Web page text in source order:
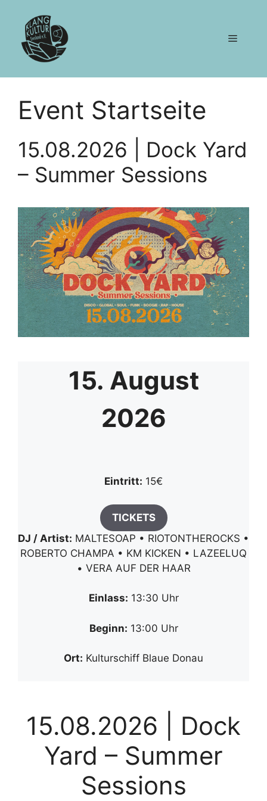
springen
Menü
Event Startseite
15.08.2026 | Dock Yard
– Summer Sessions
15. August
2026
Eintritt: 15€
TICKETS
DJ / Artist: MALTESOAP • RIOTONTHEROCKS •
ROBERTO CHAMPA • KM KICKEN • LAZEELUQ
• VERA AUF DER HAAR
Einlass: 13:30 Uhr
Beginn: 13:00 Uhr
Ort: Kulturschiff Blaue Donau
15.08.2026 | Dock
Yard – Summer
Sessions